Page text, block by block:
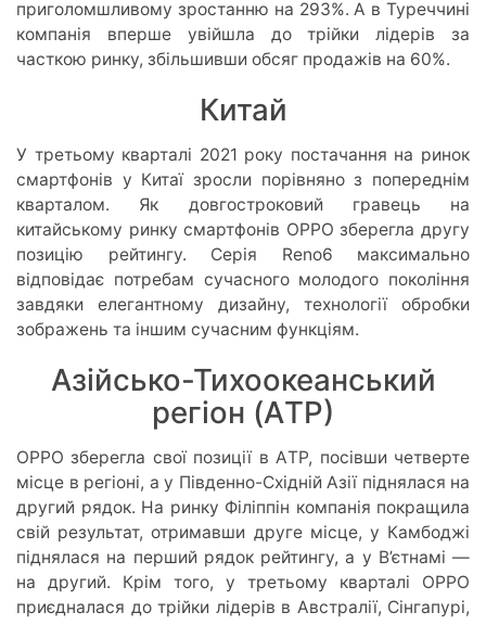
приголомшливому зростанню на 293%. А в Туреччині
компанія вперше увійшла до трійки лідерів за
часткою ринку, збільшивши обсяг продажів на 60%.
Китай
У третьому кварталі 2021 року постачання на ринок
смартфонів у Китаї зросли порівняно з попереднім
кварталом. Як довгостроковий гравець на
китайському ринку смартфонів ОРРО зберегла другу
позицію рейтингу. Серія Reno6 максимально
відповідає потребам сучасного молодого покоління
завдяки елегантному дизайну, технології обробки
зображень та іншим сучасним функціям.
Азійсько-Тихоокеанський
регіон (AТР)
ОРРО зберегла свої позиції в AТР, посівши четверте
місце в регіоні, а у Південно-Східній Азії піднялася на
другий рядок. На ринку Філіппін компанія покращила
свій результат, отримавши друге місце, у Камбоджі
піднялася на перший рядок рейтингу, а у В’єтнамі —
на другий. Крім того, у третьому кварталі OPPO
приєдналася до трійки лідерів в Австралії, Сінгапурі,